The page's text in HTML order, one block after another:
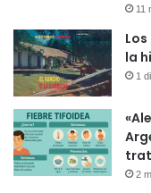
11
la
1
2